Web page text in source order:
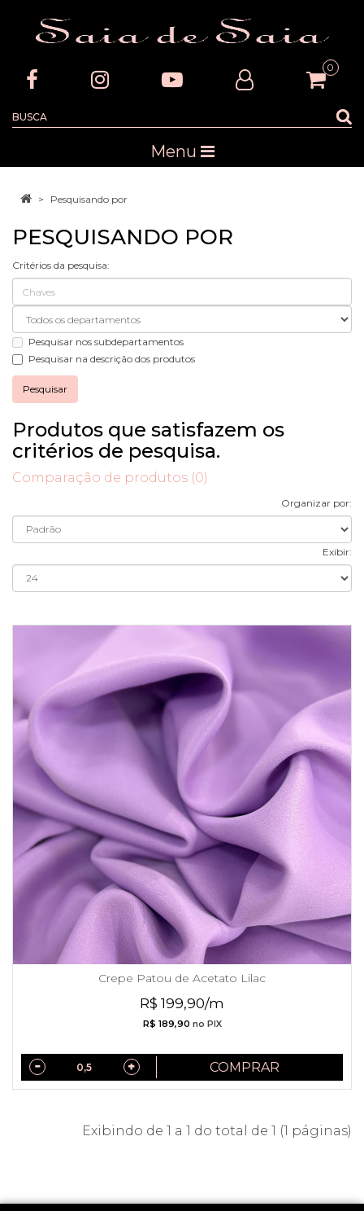
0
Menu
Pesquisando por
PESQUISANDO POR
Critérios da pesquisa:
Pesquisar nos subdepartamentos
Pesquisar na descrição dos produtos
Produtos que satisfazem os
critérios de pesquisa.
Comparação de produtos (0)
Organizar por:
Exibir:
Crepe Patou de Acetato Lilac
R$ 199,90/m
R$ 189,90 no PIX
COMPRAR
Exibindo de 1 a 1 do total de 1 (1 páginas)